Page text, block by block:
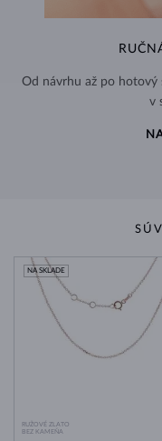
Od návrhu až po hotový
v
RUŽOVÉ ZLATO
BEZ KAMEŇA
NA SKLADE